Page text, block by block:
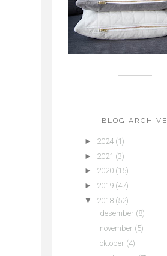
BLOG ARCHIVE
► 2024 (1)
► 2021 (3)
► 2020 (15)
► 2019 (47)
▼
2018 (52)
desember (8)
november (5)
oktober (4)